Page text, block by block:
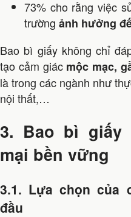
73% cho rằng việc
trường ảnh hưởng
Bao bì giấy không chỉ
tạo cảm giác mộc mạc,
là trong các ngành như
nội thất,…
3. Bao bì giấy
mại bền vững
3.1. Lựa chọn của
đầu